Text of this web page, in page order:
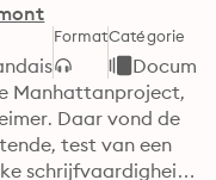
FormatCatégorie
Manhattanproject,
Daar vond de
test van een
schrijfvaardigheid